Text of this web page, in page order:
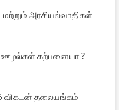
அரசியல்வாதிகள்
ஊழல்கள் கற்பனையா ?
விகடன் தலையங்கம்